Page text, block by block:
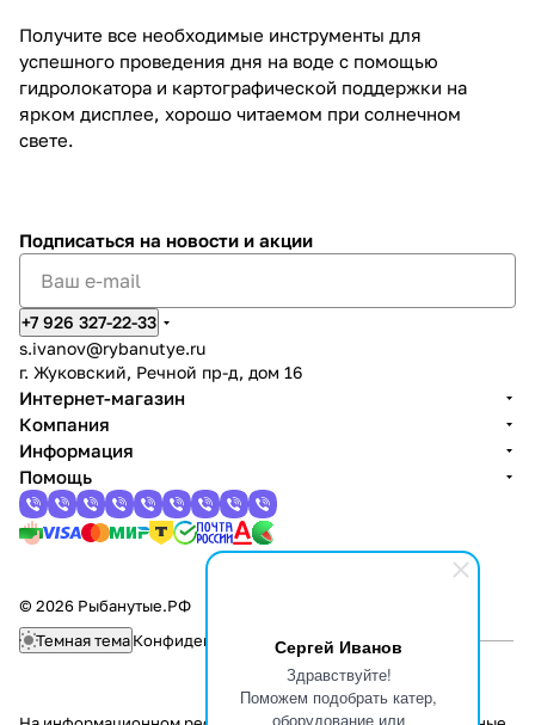
Сергей Иванов
Здравствуйте!
Поможем подобрать катер,
оборудование или
Получите все необходимые инструменты для
успешного проведения дня на воде с помощью
гидролокатора и картографической поддержки на
ярком дисплее, хорошо читаемом при солнечном
свете.
Подписаться на новости и акции
+7 926 327-22-33
s.ivanov@rybanutye.ru
г. Жуковский, Речной пр-д, дом 16
Интернет-магазин
Компания
Информация
Помощь
© 2026 Рыбанутые.РФ
Темная темаКонфиденциальность Оферта